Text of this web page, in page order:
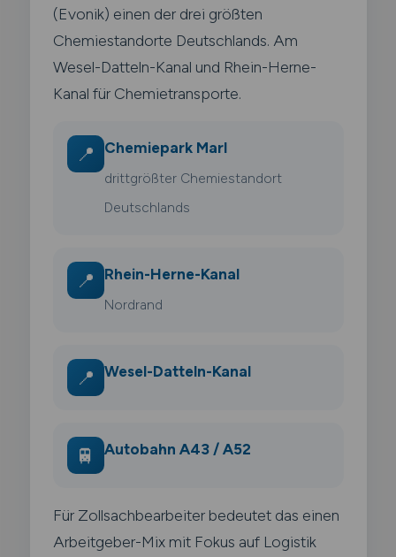
(Evonik) einen der drei größten
Chemiestandorte Deutschlands. Am
Wesel-Datteln-Kanal und Rhein-Herne-
Kanal für Chemietransporte.
📍 Chemiepark Marl
drittgrößter Chemiestandort
Deutschlands
📍 Rhein-Herne-Kanal
Nordrand
📍 Wesel-Datteln-Kanal
🚆 Autobahn A43 / A52
Für Zollsachbearbeiter bedeutet das einen
Arbeitgeber-Mix mit Fokus auf Logistik